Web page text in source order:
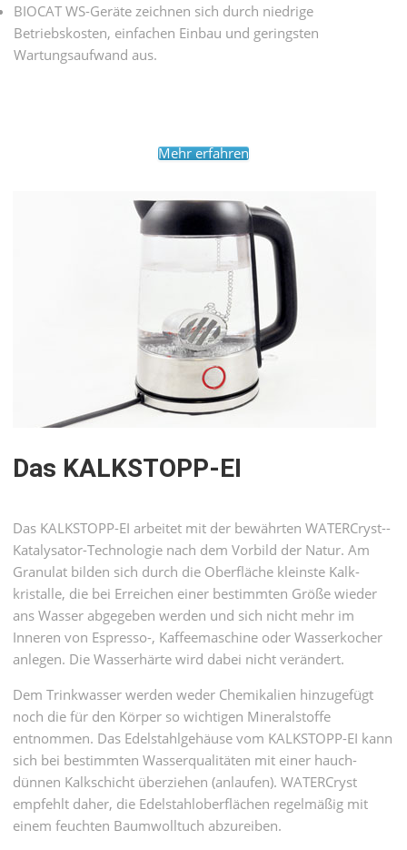
BIOCAT WS-Geräte zeichnen sich durch niedrige
Betriebskosten, einfachen Einbau und geringsten
Wartungsaufwand aus.
Mehr erfahren
Das KALKSTOPP-EI
Das KALKSTOPP-EI arbeitet mit der bewähr­ten WATERCryst-­
Katalysator-­Techno­lo­gie nach dem Vor­bild der Natur. Am
Granulat bilden sich durch die Ober­fläche kleinste Kalk­
kristalle, die bei Erreichen einer bestimmten Größe wieder
ans Wasser abge­geben werden und sich nicht mehr im
Inneren von Espresso-, Kaffee­maschine oder Wasser­kocher
anlegen. Die Wasser­härte wird dabei nicht verändert.
Dem Trinkwasser werden weder Chemi­kalien hinzu­gefügt
noch die für den Körper so wichtigen Mineral­stoffe
entnommen. Das Edel­stahl­gehäuse vom KALKSTOPP-EI kann
sich bei bestimm­ten Wasser­quali­täten mit einer hauch­
dünnen Kalk­schicht überziehen (anlaufen). WATERCryst
empfehlt daher, die Edel­stahl­ober­flächen regel­mäßig mit
einem feuchten Baum­woll­tuch abzu­reiben.